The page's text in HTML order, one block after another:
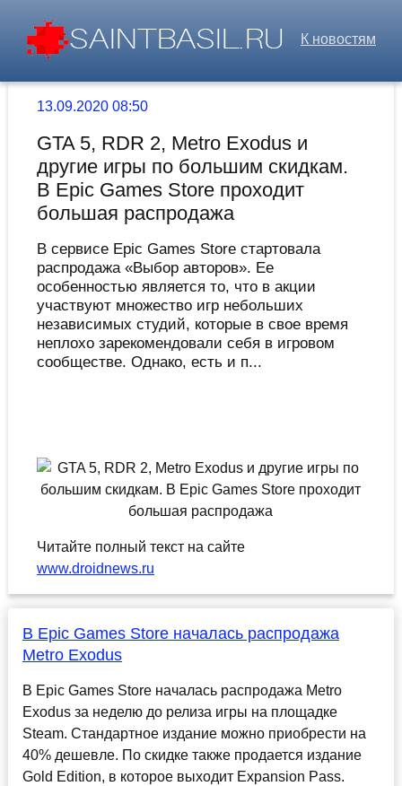
К новостям
13.09.2020 08:50
GTA 5, RDR 2, Metro Exodus и
другие игры по большим скидкам.
В Epic Games Store проходит
большая распродажа
В сервисе Epic Games Store стартовала
распродажа «Выбор авторов». Ее
особенностью является то, что в акции
участвуют множество игр небольших
независимых студий, которые в свое время
неплохо зарекомендовали себя в игровом
сообществе. Однако, есть и п...
Читайте полный текст на сайте
www.droidnews.ru
В Epic Games Store началась распродажа
Metro Exodus
В Epic Games Store началась распродажа Metro
Exodus за неделю до релиза игры на площадке
Steam. Стандартное издание можно приобрести на
40% дешевле. По скидке также продается издание
Gold Edition, в которое выходит Expansion Pass.